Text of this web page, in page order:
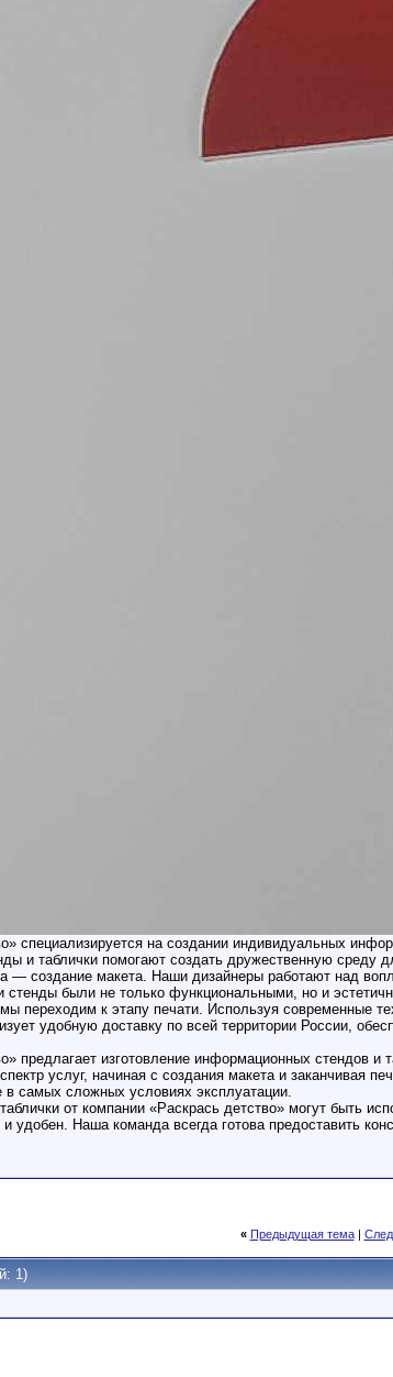
специализируется на создании индивидуальных
и таблички помогают создать дружественную среду
— создание макета. Наши дизайнеры работают над
стенды были не только функциональными, но и
переходим к этапу печати. Используя современные
удобную доставку по всей территории России,
предлагает изготовление информационных стендов
услуг, начиная с создания макета и заканчивая
в самых сложных условиях эксплуатации.
от компании «Раскрась детство» могут быть
и удобен. Наша команда всегда готова предоставить
« Предыдущая тема|
1)